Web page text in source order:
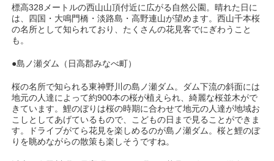
標高328メートルの西山山頂付近に広がる自然公園。晴れた日に
は、四国・大鳴門橋・淡路島・高野連山が望めます。西山千本桜
の名所として知られており、たくさんの花見客でにぎわうこと
も。
●島ノ瀬ダム（日高郡みなべ町）
桜の名所で知られる東神野川の島ノ瀬ダム。ダム下流の斜面には
地元の人達によって約900本の桜が植えられ、綺麗な桜並木がで
きています。鯉のぼりは桜の時期に合わせて地元の人達が地域お
こしとしてあげているもので、こどもの日まで見ることができま
す。ドライブがてら花見を楽しめるのが島ノ瀬ダム。桜と鯉のぼ
りを眺めながらの散策も楽しそうですね。